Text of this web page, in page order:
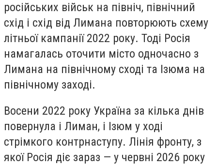
російських військ на північ, північний
схід і схід від Лимана повторюють схему
літньої кампанії 2022 року. Тоді Росія
намагалась оточити місто одночасно з
Лимана на північному сході та Ізюма на
північному заході.
Восени 2022 року Україна за кілька днів
повернула і Лиман, і Ізюм у ході
стрімкого контрнаступу. Лінія фронту, з
якої Росія діє зараз — у червні 2026 року